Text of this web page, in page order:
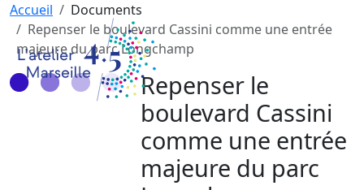
Accueil
Documents
Repenser le boulevard Cassini comme une entrée
majeure du parc Longchamp
Repenser le
boulevard Cassini
comme une entrée
majeure du parc